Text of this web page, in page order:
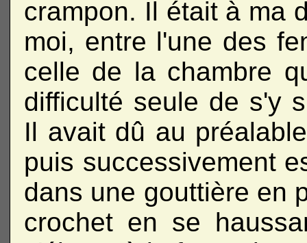
crampon. Il était à ma
moi, entre l'une des
celle de la chambre
difficulté seule de s'y
Il avait dû au
puis successivement
dans une gouttière en
crochet en se